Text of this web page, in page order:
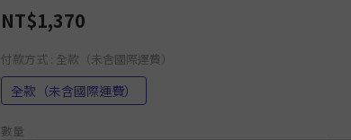
NT$1,370
付款方式 : 全款（未含國際運費）
全款（未含國際運費）
數量